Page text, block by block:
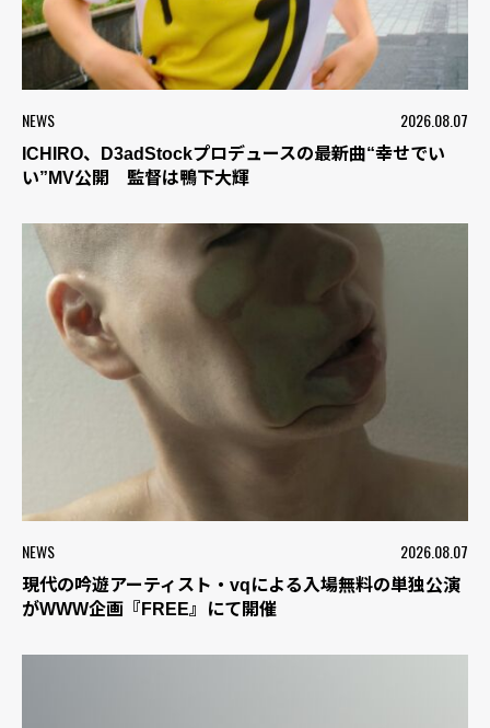
NEWS 2026.08.07
ICHIRO、D3adStockプロデュースの最新曲“幸せでい
い”MV公開 監督は鴨下大輝
NEWS 2026.08.07
現代の吟遊アーティスト・vqによる入場無料の単独公演
がWWW企画『FREE』にて開催